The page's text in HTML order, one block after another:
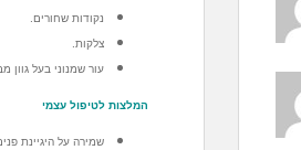
נקודות שחורים.
צלקות.
עור שמנוני בעל גוון
המלצות לטיפול עצמי
שמירה על היגיינת